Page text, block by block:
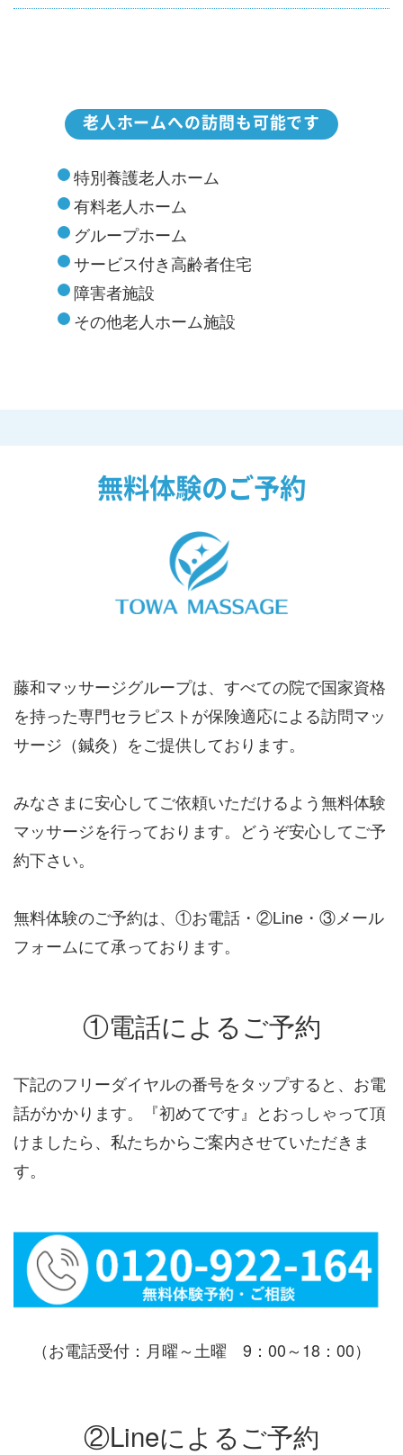
老人ホームへの訪問も可能です
特別養護老人ホーム
有料老人ホーム
グループホーム
サービス付き高齢者住宅
障害者施設
その他老人ホーム施設
無料体験のご予約
藤和マッサージグループは、すべての院で国家資格
を持った専門セラピストが保険適応による訪問マッ
サージ（鍼灸）をご提供しております。
みなさまに安心してご依頼いただけるよう無料体験
マッサージを行っております。どうぞ安心してご予
約下さい。
無料体験のご予約は、①お電話・②Line・③メール
フォームにて承っております。
①電話によるご予約
下記のフリーダイヤルの番号をタップすると、お電
話がかかります。『初めてです』とおっしゃって頂
けましたら、私たちからご案内させていただきま
す。
（お電話受付：月曜～土曜 9：00～18：00）
②Lineによるご予約